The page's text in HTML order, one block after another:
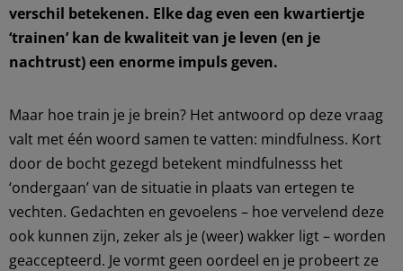
verschil betekenen. Elke dag even een kwartiertje
‘trainen’ kan de kwaliteit van je leven (en je
nachtrust) een enorme impuls geven.
Maar hoe train je je brein? Het antwoord op deze vraag
valt met één woord samen te vatten: mindfulness. Kort
door de bocht gezegd betekent mindfulnesss het
‘ondergaan’ van de situatie in plaats van ertegen te
vechten. Gedachten en gevoelens – hoe vervelend deze
ook kunnen zijn, zeker als je (weer) wakker ligt – worden
geaccepteerd. Je vormt geen oordeel en je probeert ze